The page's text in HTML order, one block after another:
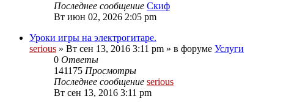
Последнее сообщение Скиф
Вт июн 02, 2026 2:05 pm
Уроки игры на электрогитаре.
serious » Вт сен 13, 2016 3:11 pm » в форуме Услуги
0 Ответы
141175 Просмотры
Последнее сообщение serious
Вт сен 13, 2016 3:11 pm